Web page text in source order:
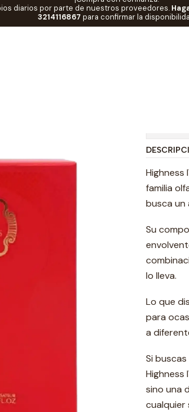
diarios por parte de nuestros proveedores.
3214116867 para confirmar la
🚀Marcas EI Afnan Afnan Highness IV De
Highness
familia
busca un
Su
lo lleva.
Lo que
para
a
Si
sino una
cualquier